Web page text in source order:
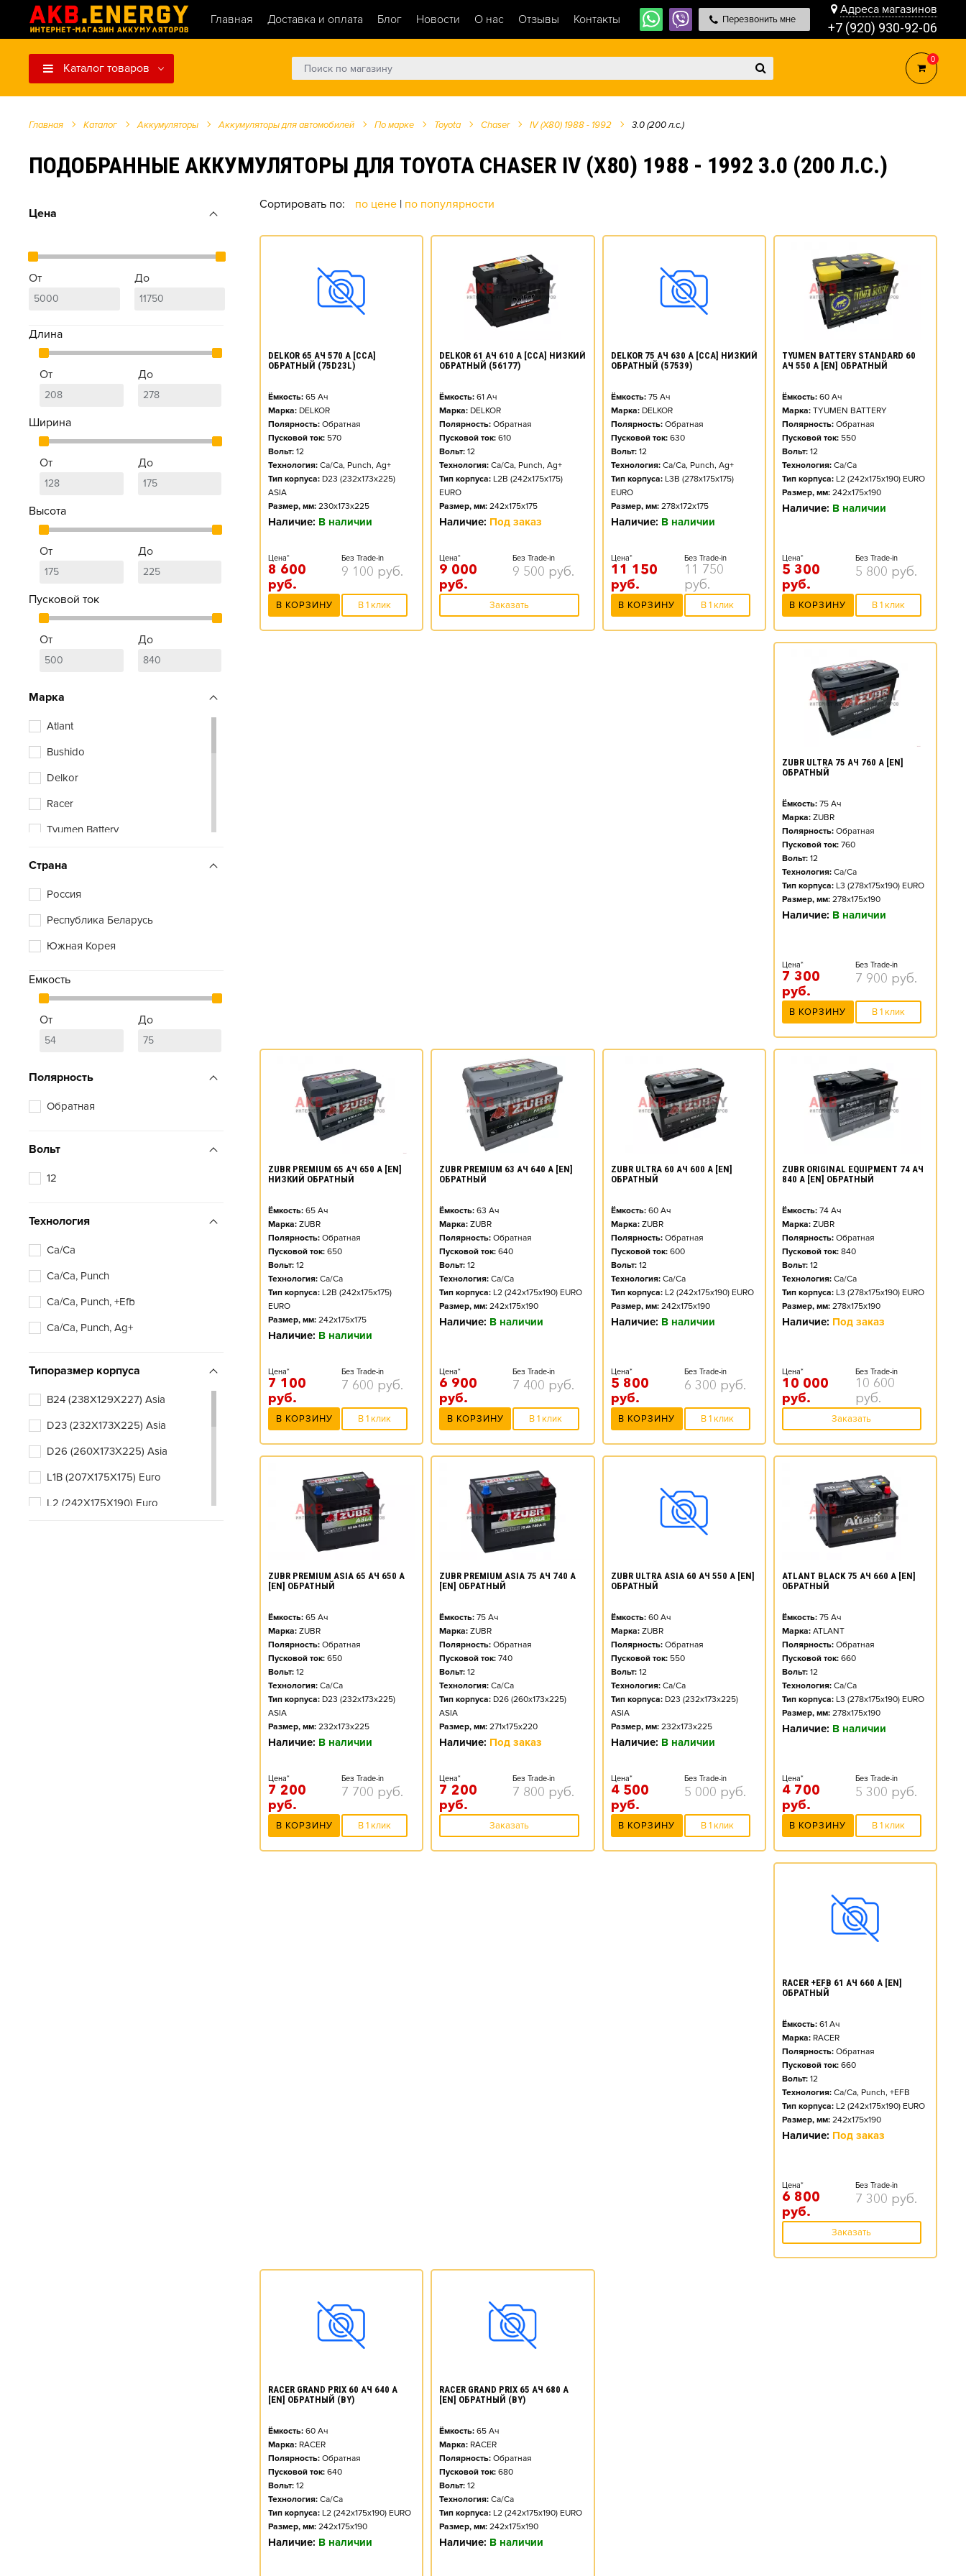
Главная Доставка и оплата Блог Новости О нас Отзывы Контакты Перезвонить мне
Адреса магазинов
+7 (920) 930-92-06
Каталог товаров
0
Главная Каталог Аккумуляторы Аккумуляторы для автомобилей По марке Toyota Chaser IV (X80) 1988 - 1992 3.0 (200 л.с.)
ПОДОБРАННЫЕ АККУМУЛЯТОРЫ ДЛЯ TOYOTA CHASER IV (X80) 1988 - 1992 3.0 (200 Л.С.)
Цена
От До
Длина
От До
Ширина
От До
Высота
От До
Пусковой ток
От До
Марка
Atlant
Bushido
Delkor
Racer
Tyumen Battery
Страна
Россия
Республика Беларусь
Южная Корея
Емкость
От До
Полярность
Обратная
Вольт
12
Технология
Ca/Ca
Ca/Ca, Punch
Ca/Ca, Punch, +Efb
Ca/Ca, Punch, Ag+
Типоразмер корпуса
B24 (238X129X227) Asia
D23 (232X173X225) Asia
D26 (260X173X225) Asia
L1B (207X175X175) Euro
L2 (242X175X190) Euro
Сортировать по: по цене | по популярности
DELKOR 65 АЧ 570 А [CCA]
ОБРАТНЫЙ (75D23L)
Ёмкость: 65 Ач
Марка: DELKOR
Полярность: Обратная
Пусковой ток: 570
Вольт: 12
Технология: Ca/Ca, Punch, Ag+
Тип корпуса: D23 (232x173x225)
ASIA
Размер, мм: 230x173x225
Наличие: В наличии
Цена*
8 600
руб.
Без Trade-in
9 100 руб.
В КОРЗИНУ В 1 клик
DELKOR 61 АЧ 610 А [CCA] НИЗКИЙ
ОБРАТНЫЙ (56177)
Ёмкость: 61 Ач
Марка: DELKOR
Полярность: Обратная
Пусковой ток: 610
Вольт: 12
Технология: Ca/Ca, Punch, Ag+
Тип корпуса: L2B (242x175x175)
EURO
Размер, мм: 242x175x175
Наличие: Под заказ
Цена*
9 000
руб.
Без Trade-in
9 500 руб.
Заказать
DELKOR 75 АЧ 630 А [CCA] НИЗКИЙ
ОБРАТНЫЙ (57539)
Ёмкость: 75Ач
Марка: DELKOR
Полярность: Обратная
Пусковой ток: 630
Вольт: 12
Технология: Ca/Ca, Punch, Ag+
Тип корпуса: L3B (278x175x175)
EURO
Размер, мм: 278x172x175
Наличие: В наличии
Цена*
11 150
руб.
Без Trade-in
11 750
руб.
В КОРЗИНУ В 1 клик
TYUMEN BATTERY STANDARD 60
АЧ 550 А [EN] ОБРАТНЫЙ
Ёмкость: 60Ач
Марка: TYUMEN BATTERY
Полярность: Обратная
Пусковой ток: 550
Вольт: 12
Технология: Ca/Ca
Тип корпуса: L2 (242x175x190) EURO
Размер, мм: 242x175x190
Наличие: В наличии
Цена*
5 300
руб.
Без Trade-in
5 800 руб.
В КОРЗИНУ В 1 клик
ZUBR ULTRA 75 АЧ 760 А [EN]
ОБРАТНЫЙ
Ёмкость: 75Ач
Марка: ZUBR
Полярность: Обратная
Пусковой ток: 760
Вольт: 12
Технология: Ca/Ca
Тип корпуса: L3 (278x175x190) EURO
Размер, мм: 278x175x190
Наличие: В наличии
Цена*
7 300
руб.
Без Trade-in
7 900 руб.
В КОРЗИНУ В 1 клик
ZUBR PREMIUM 65 АЧ 650 А [EN]
НИЗКИЙ ОБРАТНЫЙ
Ёмкость: 65 Ач
Марка: ZUBR
Полярность: Обратная
Пусковой ток: 650
Вольт: 12
Технология: Ca/Ca
Тип корпуса: L2B (242x175x175)
EURO
Размер, мм: 242x175x175
Наличие: В наличии
Цена*
7 100
руб.
Без Trade-in
7 600 руб.
В КОРЗИНУ В 1 клик
ZUBR PREMIUM 63 АЧ 640 А [EN]
ОБРАТНЫЙ
Ёмкость: 63 Ач
Марка: ZUBR
Полярность: Обратная
Пусковой ток: 640
Вольт: 12
Технология: Ca/Ca
Тип корпуса: L2 (242x175x190) EURO
Размер, мм: 242x175x190
Наличие: В наличии
Цена*
6 900
руб.
Без Trade-in
7 400 руб.
В КОРЗИНУ В 1 клик
ZUBR ULTRA 60 АЧ 600 А [EN]
ОБРАТНЫЙ
Ёмкость: 60Ач
Марка: ZUBR
Полярность: Обратная
Пусковой ток: 600
Вольт: 12
Технология: Ca/Ca
Тип корпуса: L2 (242x175x190) EURO
Размер, мм: 242x175x190
Наличие: В наличии
Цена*
5 800
руб.
Без Trade-in
6 300 руб.
В КОРЗИНУ В 1 клик
ZUBR ORIGINAL EQUIPMENT 74 АЧ
840 А [EN] ОБРАТНЫЙ
Ёмкость: 74Ач
Марка: ZUBR
Полярность: Обратная
Пусковой ток: 840
Вольт: 12
Технология: Ca/Ca
Тип корпуса: L3 (278x175x190) EURO
Размер, мм: 278x175x190
Наличие: Под заказ
Цена*
10 000
руб.
Без Trade-in
10 600
руб.
Заказать
ZUBR PREMIUM ASIA 65 АЧ 650 А
[EN] ОБРАТНЫЙ
Ёмкость: 65 Ач
Марка: ZUBR
Полярность: Обратная
Пусковой ток: 650
Вольт: 12
Технология: Ca/Ca
Тип корпуса: D23 (232x173x225)
ASIA
Размер, мм: 232x173x225
Наличие: В наличии
Цена*
7 200
руб.
Без Trade-in
7 700 руб.
В КОРЗИНУ В 1 клик
ZUBR PREMIUM ASIA 75 АЧ 740 А
[EN] ОБРАТНЫЙ
Ёмкость: 75 Ач
Марка: ZUBR
Полярность: Обратная
Пусковой ток: 740
Вольт: 12
Технология: Ca/Ca
Тип корпуса: D26 (260x173x225)
ASIA
Размер, мм: 271x175x220
Наличие: Под заказ
Цена*
7 200
руб.
Без Trade-in
7 800 руб.
Заказать
ZUBR ULTRA ASIA 60 АЧ 550 А [EN]
ОБРАТНЫЙ
Ёмкость: 60Ач
Марка: ZUBR
Полярность: Обратная
Пусковой ток: 550
Вольт: 12
Технология: Ca/Ca
Тип корпуса: D23 (232x173x225)
ASIA
Размер, мм: 232x173x225
Наличие: В наличии
Цена*
4 500
руб.
Без Trade-in
5 000 руб.
В КОРЗИНУ В 1 клик
ATLANT BLACK 75 АЧ 660 А [EN]
ОБРАТНЫЙ
Ёмкость: 75Ач
Марка: ATLANT
Полярность: Обратная
Пусковой ток: 660
Вольт: 12
Технология: Ca/Ca
Тип корпуса: L3 (278x175x190) EURO
Размер, мм: 278x175x190
Наличие: В наличии
Цена*
4 700
руб.
Без Trade-in
5 300 руб.
В КОРЗИНУ В 1 клик
RACER +EFB 61 АЧ 660 А [EN]
ОБРАТНЫЙ
Ёмкость: 61Ач
Марка: RACER
Полярность: Обратная
Пусковой ток: 660
Вольт: 12
Технология: Ca/Ca, Punch, +EFB
Тип корпуса: L2 (242x175x190) EURO
Размер, мм: 242x175x190
Наличие: Под заказ
Цена*
6 800
руб.
Без Trade-in
7 300 руб.
Заказать
RACER GRAND PRIX 60 АЧ 640 А
[EN] ОБРАТНЫЙ (BY)
Ёмкость: 60 Ач
Марка: RACER
Полярность: Обратная
Пусковой ток: 640
Вольт: 12
Технология: Ca/Ca
Тип корпуса: L2 (242x175x190) EURO
Размер, мм: 242x175x190
Наличие: В наличии
RACER GRAND PRIX 65 АЧ 680 А
[EN] ОБРАТНЫЙ (BY)
Ёмкость: 65 Ач
Марка: RACER
Полярность: Обратная
Пусковой ток: 680
Вольт: 12
Технология: Ca/Ca
Тип корпуса: L2 (242x175x190) EURO
Размер, мм: 242x175x190
Наличие: В наличии